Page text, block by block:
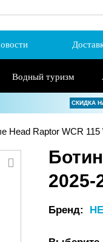
Водный туризм
СКИДКА
Head Raptor WCR 115
2025-
Бренд: